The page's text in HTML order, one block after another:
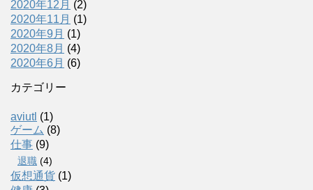
2020年12月 (2)
2020年11月 (1)
2020年9月 (1)
2020年8月 (4)
2020年6月 (6)
カテゴリー
aviutl (1)
ゲーム (8)
仕事 (9)
退職 (4)
仮想通貨 (1)